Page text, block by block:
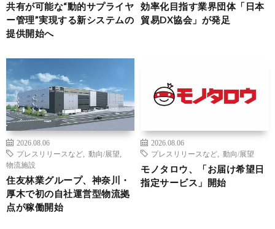
共有が可能な“動的サプライヤ
ー管理”実現する新システムの
提供開始へ
効率化目指す業界団体「日本
貿易DX協会」が発足
2026.08.06
プレスリリースなど
動向/展望
物流施設
住友林業グループ、神奈川・
厚木で初の自社運営型物流拠
点が稼働開始
2026.08.06
プレスリリースなど
動向/展望
モノタロウ、「お届け希望日
指定サービス」開始